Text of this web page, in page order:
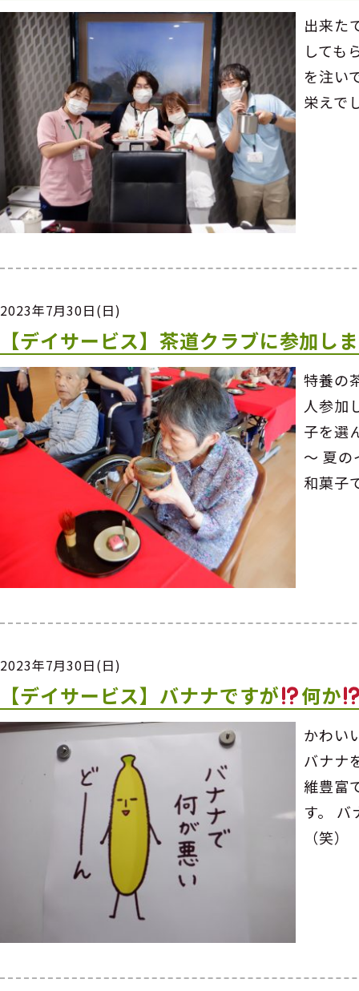
出来た
しても
を注い
栄えで
2023年7月30日(日)
【デイサービス】茶道クラブに参加し
特養の
人参加
子を選
～ 夏の
和菓子
2023年7月30日(日)
【デイサービス】バナナですが 何か
かわい
バナナ
維豊富
す。 バ
（笑）